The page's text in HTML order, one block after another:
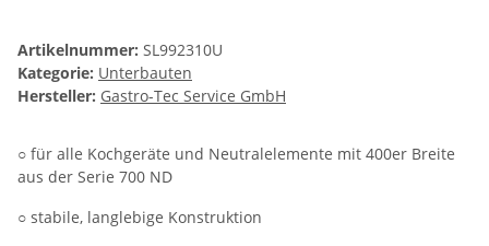
Artikelnummer: SL992310U
Kategorie: Unterbauten
Hersteller: Gastro-Tec Service GmbH
○ für alle Kochgeräte und Neutralelemente mit 400er Breite
aus der Serie 700 ND
○ stabile, langlebige Konstruktion